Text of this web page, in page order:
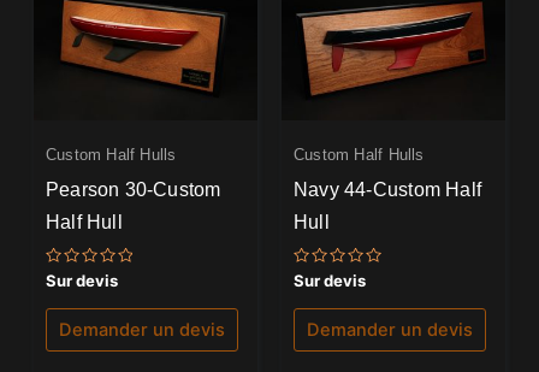
Custom Half Hulls
Pearson 30-Custom
Half Hull
Note
0
sur
Sur devis
Demander un devis
Custom Half Hulls
Navy 44-Custom Half
Hull
Note
0
sur
Sur devis
Demander un devis